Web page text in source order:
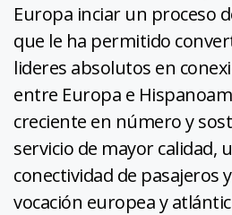
Europa inciar un proceso
que le ha permitido
lideres absolutos en
entre Europa e
creciente en número y
servicio de mayor calidad,
conectividad de pasajeros
vocación europea y